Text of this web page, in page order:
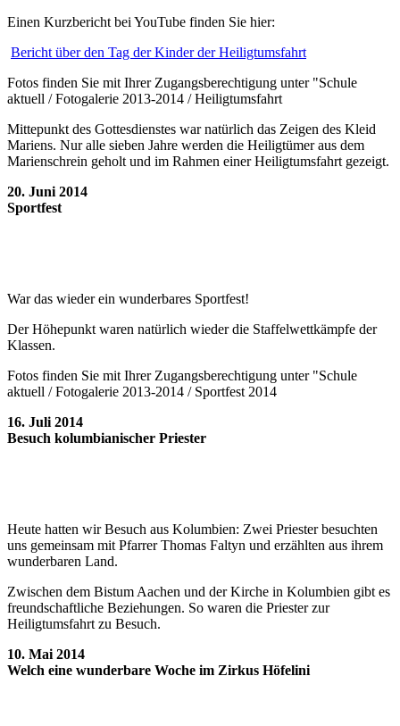
Einen Kurzbericht bei YouTube finden Sie hier:
Bericht über den Tag der Kinder der Heiligtumsfahrt
Fotos finden Sie mit Ihrer Zugangsberechtigung unter "Schule
aktuell / Fotogalerie 2013-2014 / Heiligtumsfahrt
Mittepunkt des Gottesdienstes war natürlich das Zeigen des Kleid
Mariens. Nur alle sieben Jahre werden die Heiligtümer aus dem
Marienschrein geholt und im Rahmen einer Heiligtumsfahrt gezeigt.
20. Juni 2014
Sportfest
War das wieder ein wunderbares Sportfest!
Der Höhepunkt waren natürlich wieder die Staffelwettkämpfe der
Klassen.
Fotos finden Sie mit Ihrer Zugangsberechtigung unter "Schule
aktuell / Fotogalerie 2013-2014 / Sportfest 2014
16. Juli 2014
Besuch kolumbianischer Priester
Heute hatten wir Besuch aus Kolumbien: Zwei Priester besuchten
uns gemeinsam mit Pfarrer Thomas Faltyn und erzählten aus ihrem
wunderbaren Land.
Zwischen dem Bistum Aachen und der Kirche in Kolumbien gibt es
freundschaftliche Beziehungen. So waren die Priester zur
Heiligtumsfahrt zu Besuch.
10. Mai 2014
Welch eine wunderbare Woche im Zirkus Höfelini